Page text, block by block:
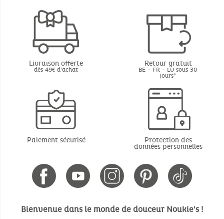
Livraison offerte
dès 49€ d'achat
Retour gratuit
BE - FR - LU sous 30
jours*
Paiement sécurisé Protection des
données personnelles
Bienvenue dans le monde de douceur Noukie's !